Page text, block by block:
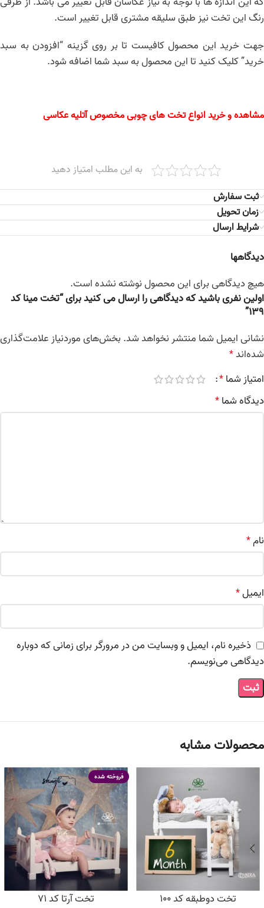
رنگ این تخت نیز طبق سلیقه مشتری قابل تغییر است.
جهت خرید این محصول کافیست تا بر روی گزینه “افزودن به سبد
خرید” کلیک کنید تا این محصول به سبد شما اضافه شود.
مشاهده و خرید انواع تخت های چوبی مخصوص آتلیه عکاسی
به این مطلب امتیاز دهید
ثبت سفارش
زمان تحویل
شرایط ارسال
دیدگاهها
هیچ دیدگاهی برای این محصول نوشته نشده است.
اولین نفری باشید که دیدگاهی را ارسال می کنید برای “تخت مینا کد
139”
نشانی ایمیل شما منتشر نخواهد شد. بخش‌های موردنیاز علامت‌گذاری
شده‌اند*
امتیاز شما*
دیدگاه شما*
نام*
ایمیل*
ذخیره نام، ایمیل و وبسایت من در مرورگر برای زمانی که دوباره
دیدگاهی می‌نویسم.
محصولات مشابه
تخت دوطبقه کد 100
فروخته شده
تخت آرتا کد 71